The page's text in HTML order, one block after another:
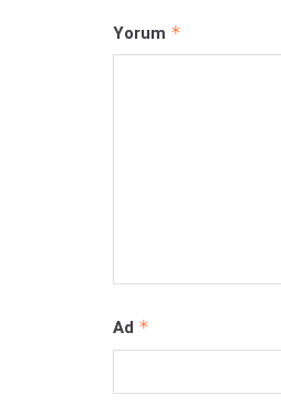
Yorum *
Ad *